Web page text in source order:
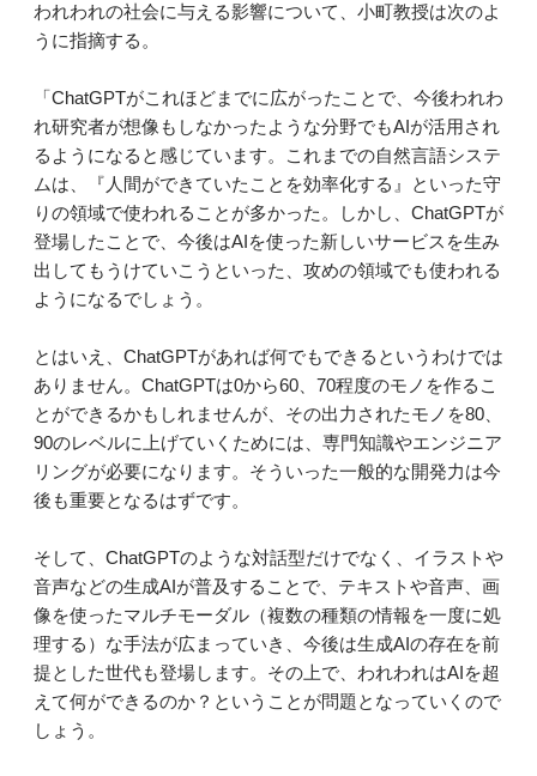
われわれの社会に与える影響について、小町教授は次のよ
うに指摘する。
「ChatGPTがこれほどまでに広がったことで、今後われわ
れ研究者が想像もしなかったような分野でもAIが活用され
るようになると感じています。これまでの自然言語システ
ムは、『人間ができていたことを効率化する』といった守
りの領域で使われることが多かった。しかし、ChatGPTが
登場したことで、今後はAIを使った新しいサービスを生み
出してもうけていこうといった、攻めの領域でも使われる
ようになるでしょう。
とはいえ、ChatGPTがあれば何でもできるというわけでは
ありません。ChatGPTは0から60、70程度のモノを作るこ
とができるかもしれませんが、その出力されたモノを80、
90のレベルに上げていくためには、専門知識やエンジニア
リングが必要になります。そういった一般的な開発力は今
後も重要となるはずです。
そして、ChatGPTのような対話型だけでなく、イラストや
音声などの生成AIが普及することで、テキストや音声、画
像を使ったマルチモーダル（複数の種類の情報を一度に処
理する）な手法が広まっていき、今後は生成AIの存在を前
提とした世代も登場します。その上で、われわれはAIを超
えて何ができるのか？ということが問題となっていくので
しょう。